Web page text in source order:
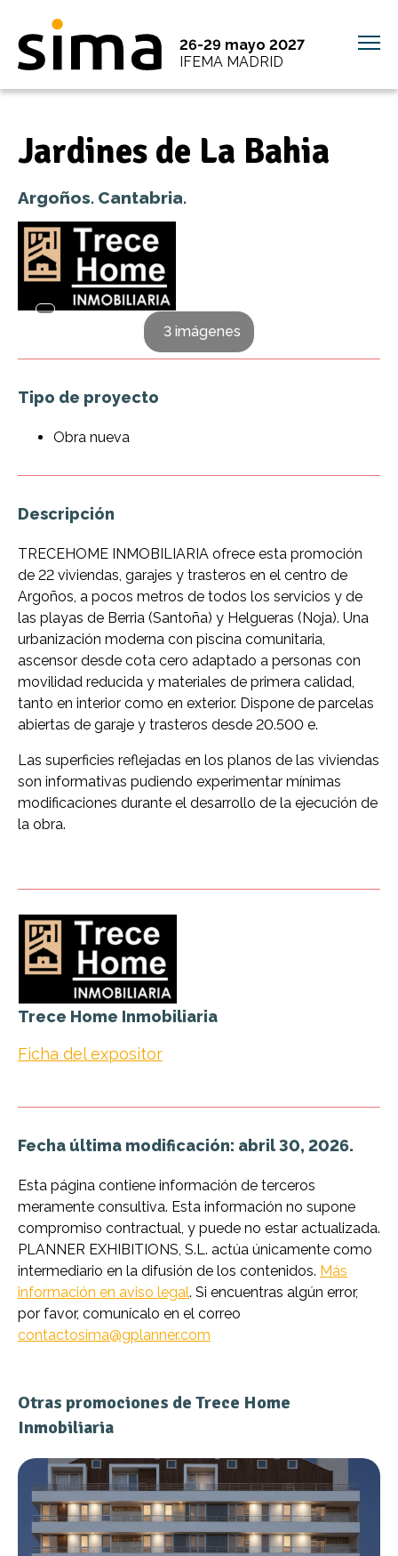
26-29 mayo 2027
IFEMA MADRID
Jardines de La Bahia
Argoños. Cantabria.
3 imágenes
Tipo de proyecto
Obra nueva
Descripción
TRECEHOME INMOBILIARIA ofrece esta promoción
de 22 viviendas, garajes y trasteros en el centro de
Argoños, a pocos metros de todos los servicios y de
las playas de Berria (Santoña) y Helgueras (Noja). Una
urbanización moderna con piscina comunitaria,
ascensor desde cota cero adaptado a personas con
movilidad reducida y materiales de primera calidad,
tanto en interior como en exterior. Dispone de parcelas
abiertas de garaje y trasteros desde 20.500 e.
Las superficies reflejadas en los planos de las viviendas
son informativas pudiendo experimentar mínimas
modificaciones durante el desarrollo de la ejecución de
la obra.
Trece Home Inmobiliaria
Ficha del expositor
Fecha última modificación: abril 30, 2026.
Esta página contiene información de terceros
meramente consultiva. Esta información no supone
compromiso contractual, y puede no estar actualizada.
PLANNER EXHIBITIONS, S.L. actúa únicamente como
intermediario en la difusión de los contenidos. Más
información en aviso legal. Si encuentras algún error,
por favor, comunícalo en el correo
contactosima@gplanner.com
Otras promociones de Trece Home
Inmobiliaria